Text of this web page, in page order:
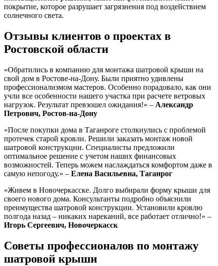
покрытие, которое разрушает загрязнения под воздействием
солнечного света.
Отзывы клиентов о проектах в
Ростовской области
«Обратились в компанию для монтажа шатровой крыши на
свой дом в Ростове-на-Дону. Были приятно удивлены
профессионализмом мастеров. Особенно порадовало, как они
учли все особенности нашего участка при расчете ветровых
нагрузок. Результат превзошел ожидания!» – Александр
Петрович, Ростов-на-Дону
«После покупки дома в Таганроге столкнулись с проблемой
протечек старой кровли. Решили заказать монтаж новой
шатровой конструкции. Специалисты предложили
оптимальное решение с учетом наших финансовых
возможностей. Теперь можем наслаждаться комфортом даже в
самую непогоду.» – Елена Васильевна, Таганрог
«Живем в Новочеркасске. Долго выбирали форму крыши для
своего нового дома. Консультанты подробно объяснили
преимущества шатровой конструкции. Установили кровлю
полгода назад – никаких нареканий, все работает отлично!» –
Игорь Сергеевич, Новочеркасск
Советы профессионалов по монтажу
шатровой крыши